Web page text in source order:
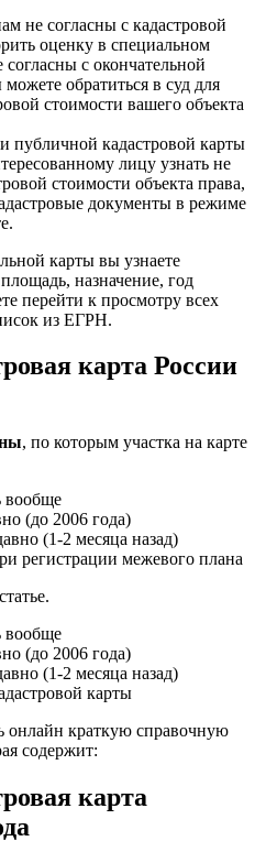
не согласны с кадастровой
оценку в специальном
с окончательной
обратиться в суд для
стоимости вашего объекта
публичной кадастровой карты
лицу узнать не
стоимости объекта права,
документы в режиме
карты вы узнаете
назначение, год
перейти к просмотру всех
из ЕГРН.
карта России
, по которым участка на карте
вообще
(до 2006 года)
(1-2 месяца назад)
регистрации межевого плана
вообще
(до 2006 года)
(1-2 месяца назад)
карты
краткую справочную
содержит:
карта